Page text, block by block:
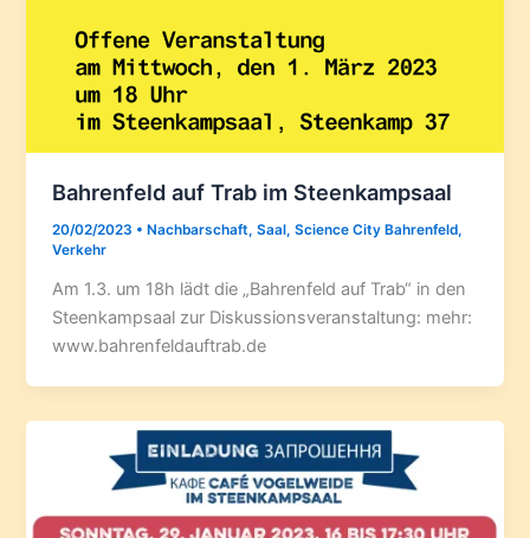
Bahrenfeld auf Trab im Steenkampsaal
20/02/2023 • Nachbarschaft,Saal,Science City Bahrenfeld,
Verkehr
Am 1.3. um 18h lädt die „Bahrenfeld auf Trab“ in den
Steenkampsaal zur Diskussionsveranstaltung: mehr:
www.bahrenfeldauftrab.de